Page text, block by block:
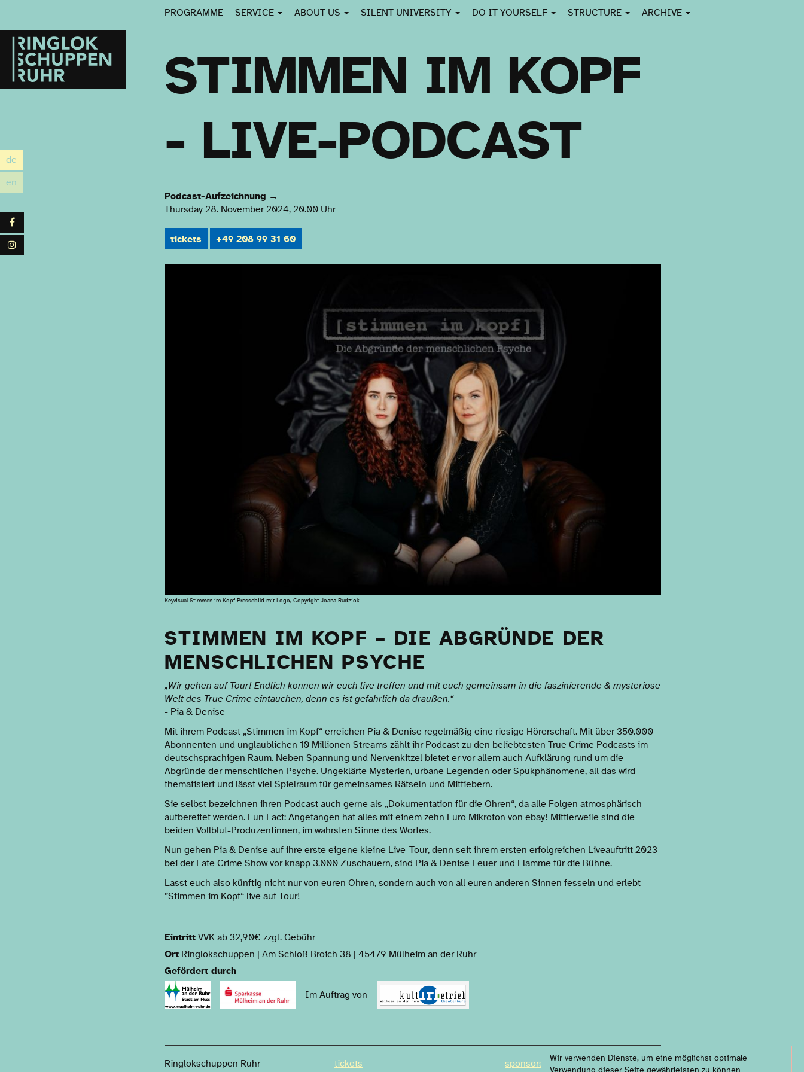
Ringlokschuppen
de
en
PROGRAMME SERVICE ABOUT US SILENT UNIVERSITY DO IT YOURSELF STRUCTURE ARCHIVE
Facebook
Instagram
STIMMEN IM KOPF
- LIVE-PODCAST
Podcast-Aufzeichnung →
Thursday 28. November 2024, 20.00 Uhr
tickets +49 208 99 31 60
Keyvisual Stimmen im Kopf Pressebild mit Logo, Copyright Joana Rudziok
STIMMEN IM KOPF – DIE ABGRÜNDE DER
MENSCHLICHEN PSYCHE
„Wir gehen auf Tour! Endlich können wir euch live treffen und mit euch gemeinsam in die faszinierende & mysteriöse
Welt des True Crime eintauchen, denn es ist gefährlich da draußen.“
- Pia & Denise
Mit ihrem Podcast „Stimmen im Kopf“ erreichen Pia & Denise regelmäßig eine riesige Hörerschaft. Mit über 350.000
Abonnenten und unglaublichen 10 Millionen Streams zählt ihr Podcast zu den beliebtesten True Crime Podcasts im
deutschsprachigen Raum. Neben Spannung und Nervenkitzel bietet er vor allem auch Aufklärung rund um die
Abgründe der menschlichen Psyche. Ungeklärte Mysterien, urbane Legenden oder Spukphänomene, all das wird
thematisiert und lässt viel Spielraum für gemeinsames Rätseln und Mitfiebern.
Sie selbst bezeichnen ihren Podcast auch gerne als „Dokumentation für die Ohren“, da alle Folgen atmosphärisch
aufbereitet werden. Fun Fact: Angefangen hat alles mit einem zehn Euro Mikrofon von ebay! Mittlerweile sind die
beiden Vollblut-Produzentinnen, im wahrsten Sinne des Wortes.
Nun gehen Pia & Denise auf ihre erste eigene kleine Live-Tour, denn seit ihrem ersten erfolgreichen Liveauftritt 2023
bei der Late Crime Show vor knapp 3.000 Zuschauern, sind Pia & Denise Feuer und Flamme für die Bühne.
Lasst euch also künftig nicht nur von euren Ohren, sondern auch von all euren anderen Sinnen fesseln und erlebt
”Stimmen im Kopf“ live auf Tour!
Eintritt VVK ab 32,90€ zzgl. Gebühr
Ort Ringlokschuppen | Am Schloß Broich 38 | 45479 Mülheim an der Ruhr
Gefördert durch
Im Auftrag von
Ringlokschuppen Ruhr tickets sponsors & partners
Wir verwenden Dienste, um eine möglichst optimale
Verwendung dieser Seite gewährleisten zu können.